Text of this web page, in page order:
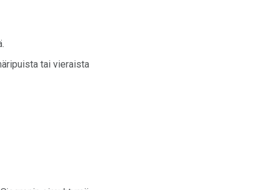
tai vieraista